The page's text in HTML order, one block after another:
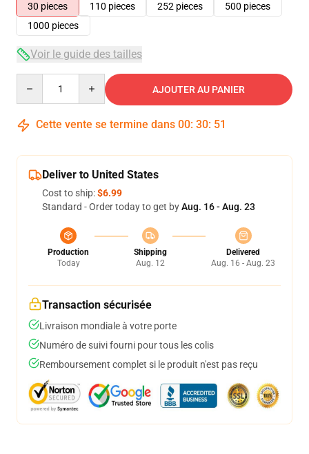
30 pieces
110 pieces 252 pieces
500 pieces
1000 pieces
Voir le guide des tailles
AJOUTER AU PANIER
Cette vente se termine dans 00: 30: 50
Deliver to United States
Cost to ship:$6.99
Standard - Order today to get byAug. 16 - Aug. 23
Production
Today
Shipping
Aug. 12
Delivered
Aug. 16 - Aug. 23
Transaction sécurisée
Livraison mondiale à votre porte
Numéro de suivi fourni pour tous les colis
Remboursement complet si le produit n'est pas reçu